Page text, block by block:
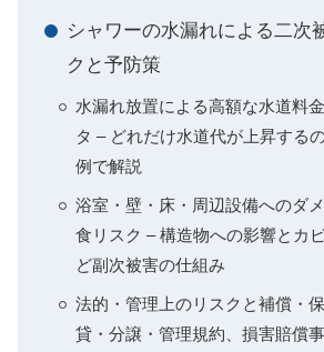
シャワーの水漏れによる二次
クと予防策
水漏れ放置による高額な水道料
タ – どれだけ水道代が上昇する
例で解説
浴室・壁・床・周辺設備へのダ
食リスク – 構造物への影響とカ
ど副次被害の仕組み
法的・管理上のリスクと補償・
貸・分譲・管理規約、損害賠償